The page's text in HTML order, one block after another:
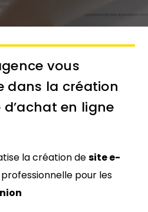
vous
dans la création
en ligne
la création desite e-
pour les